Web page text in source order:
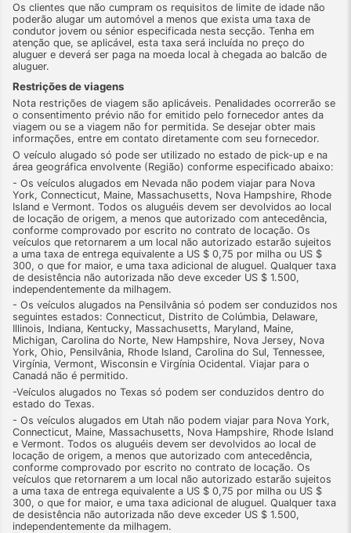
Os clientes que não cumpram os requisitos de limite de idade não
poderão alugar um automóvel a menos que exista uma taxa de
condutor jovem ou sénior especificada nesta secção. Tenha em
atenção que, se aplicável, esta taxa será incluída no preço do
aluguer e deverá ser paga na moeda local à chegada ao balcão de
aluguer.
Restrições de viagens
Nota restrições de viagem são aplicáveis. Penalidades ocorrerão se
o consentimento prévio não for emitido pelo fornecedor antes da
viagem ou se a viagem não for permitida. Se desejar obter mais
informações, entre em contato diretamente com seu fornecedor.
O veículo alugado só pode ser utilizado no estado de pick-up e na
área geográfica envolvente (Região) conforme especificado abaixo:
- Os veículos alugados em Nevada não podem viajar para Nova
York, Connecticut, Maine, Massachusetts, Nova Hampshire, Rhode
Island e Vermont. Todos os aluguéis devem ser devolvidos ao local
de locação de origem, a menos que autorizado com antecedência,
conforme comprovado por escrito no contrato de locação. Os
veículos que retornarem a um local não autorizado estarão sujeitos
a uma taxa de entrega equivalente a US $ 0,75 por milha ou US $
300, o que for maior, e uma taxa adicional de aluguel. Qualquer taxa
de desistência não autorizada não deve exceder US $ 1.500,
independentemente da milhagem.
- Os veículos alugados na Pensilvânia só podem ser conduzidos nos
seguintes estados: Connecticut, Distrito de Colúmbia, Delaware,
Illinois, Indiana, Kentucky, Massachusetts, Maryland, Maine,
Michigan, Carolina do Norte, New Hampshire, Nova Jersey, Nova
York, Ohio, Pensilvânia, Rhode Island, Carolina do Sul, Tennessee,
Virgínia, Vermont, Wisconsin e Virgínia Ocidental. Viajar para o
Canadá não é permitido.
-Veículos alugados no Texas só podem ser conduzidos dentro do
estado do Texas.
- Os veículos alugados em Utah não podem viajar para Nova York,
Connecticut, Maine, Massachusetts, Nova Hampshire, Rhode Island
e Vermont. Todos os aluguéis devem ser devolvidos ao local de
locação de origem, a menos que autorizado com antecedência,
conforme comprovado por escrito no contrato de locação. Os
veículos que retornarem a um local não autorizado estarão sujeitos
a uma taxa de entrega equivalente a US $ 0,75 por milha ou US $
300, o que for maior, e uma taxa adicional de aluguel. Qualquer taxa
de desistência não autorizada não deve exceder US $ 1.500,
independentemente da milhagem.